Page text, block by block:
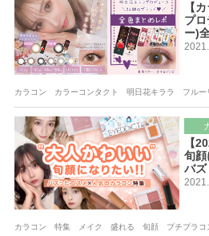
【
プ
ー)
カラコン カラーコンタクト 明日花キララ フル
【
旬
バ
カラコン 特集 メイク 盛れる 旬顔 プチプラコ